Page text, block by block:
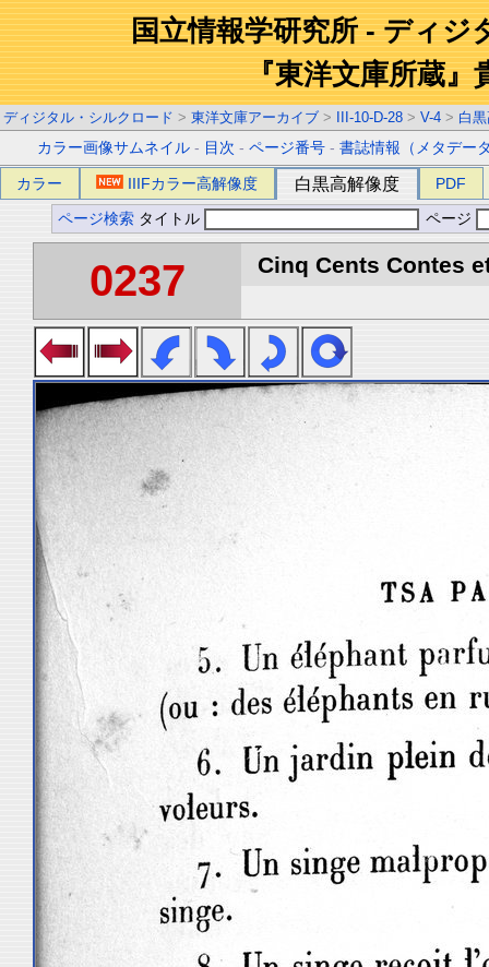
国立情報学研究所 - ディジ
『東洋文庫所蔵』
ディジタル・シルクロード > 東洋文庫アーカイブ > III-10-D-28 > V-4 > 白
カラー画像サムネイル - 目次 -ページ番号 -書誌情報（メタデー
カラー IIIFカラー高解像度 白黒高解像度 PDF
ページ検索 タイトル ページ
0237 Cinq Cents Contes